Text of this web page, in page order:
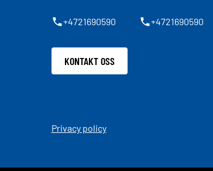
+4721690590 +4721690590
KONTAKT OSS
Privacy policy